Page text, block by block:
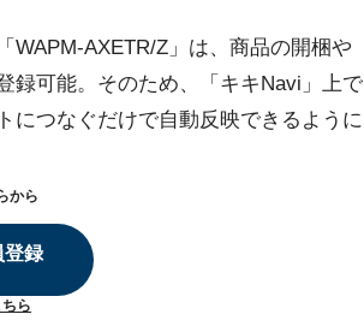
WAPM-AXETR/Z」は、商品の開梱や
録可能。そのため、「キキNavi」上で
につなぐだけで自動反映できるように
から
登録
ちら